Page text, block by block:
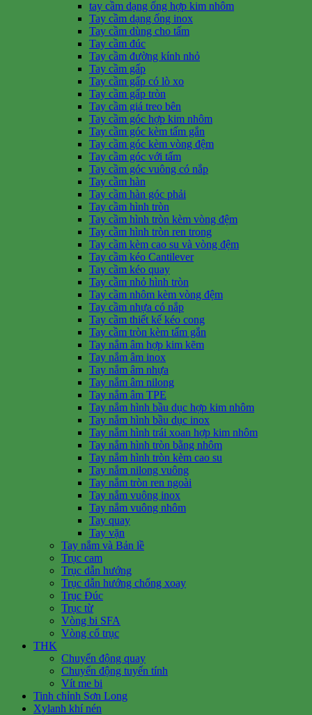
tay cầm dạng ống hợp kim nhôm
Tay cầm dạng ống inox
Tay cầm dùng cho tấm
Tay cầm đúc
Tay cầm đường kính nhỏ
Tay cầm gấp
Tay cầm gấp có lò xo
Tay cầm gấp tròn
Tay cầm giá treo bên
Tay cầm góc hợp kim nhôm
Tay cầm góc kèm tấm gắn
Tay cầm góc kèm vòng đệm
Tay cầm góc với tấm
Tay cầm góc vuông có nắp
Tay cầm hàn
Tay cầm hàn góc phải
Tay cầm hình tròn
Tay cầm hình tròn kèm vòng đệm
Tay cầm hình tròn ren trong
Tay cầm kèm cao su và vòng đệm
Tay cầm kéo Cantilever
Tay cầm kéo quay
Tay cầm nhỏ hình tròn
Tay cầm nhôm kèm vòng đệm
Tay cầm nhựa có nắp
Tay cầm thiết kế kéo cong
Tay cầm tròn kèm tấm gắn
Tay nắm âm hợp kim kẽm
Tay nắm âm inox
Tay nắm âm nhựa
Tay nắm âm nilong
Tay nắm âm TPE
Tay nắm hình bầu dục hợp kim nhôm
Tay nắm hình bầu dục inox
Tay nắm hình trái xoan hợp kim nhôm
Tay nắm hình tròn bằng nhôm
Tay nắm hình tròn kèm cao su
Tay nắm nilong vuông
Tay nắm tròn ren ngoài
Tay nắm vuông inox
Tay nắm vuông nhôm
Tay quay
Tay vặn
Tay nắm và Bản lề
Trục cam
Trục dẫn hướng
Trục dẫn hướng chống xoay
Trục Đúc
Trục từ
Vòng bi SFA
Vòng cổ trục
THK
Chuyển động quay
Chuyển động tuyến tính
Vít me bi
Tinh chỉnh Sơn Long
Xylanh khí nén